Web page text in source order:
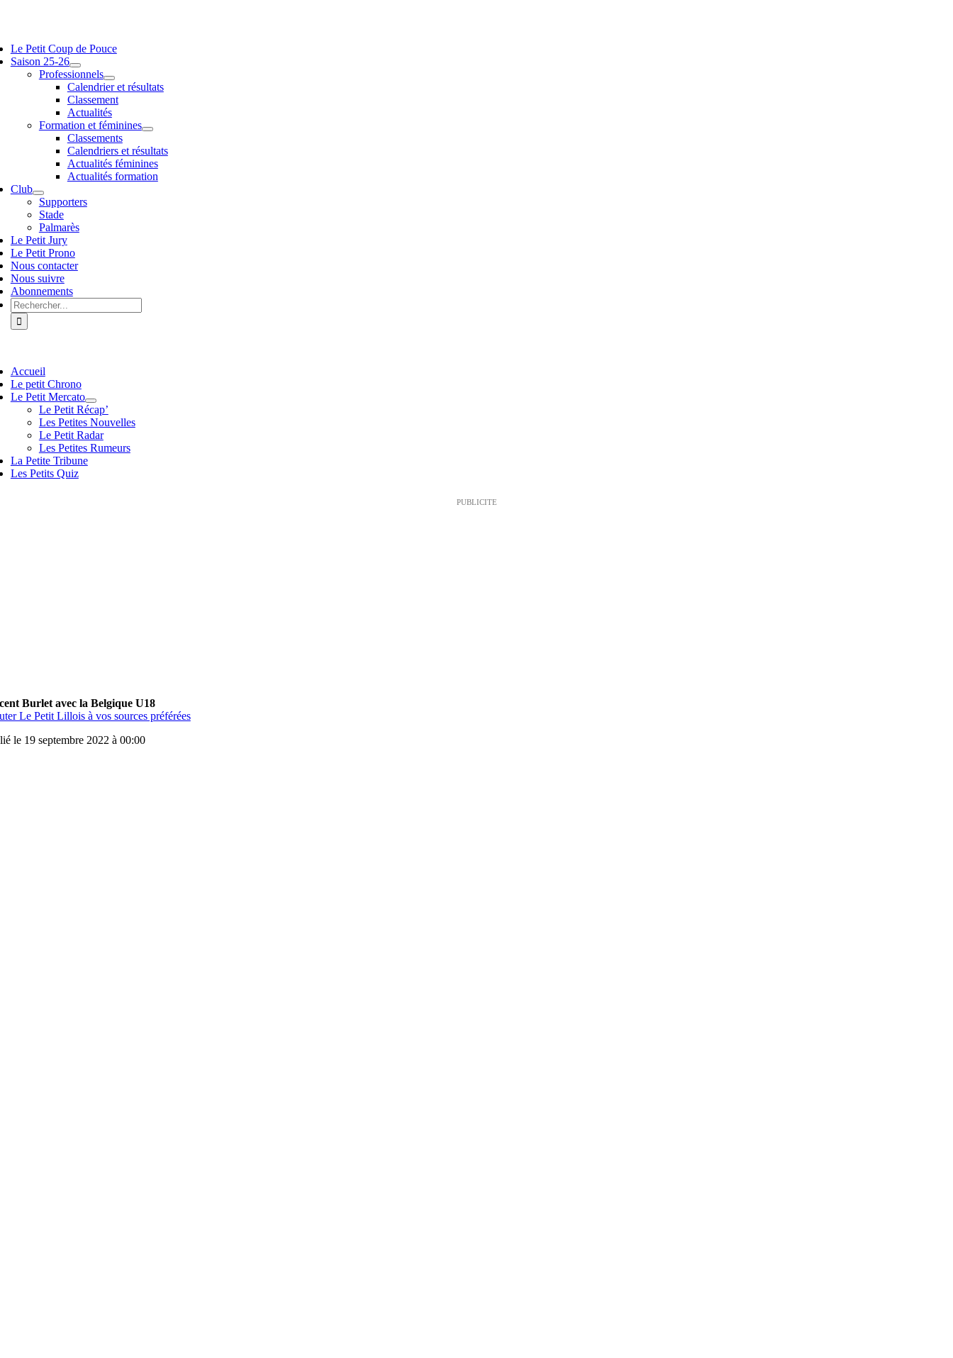
Le Petit Coup de Pouce
Saison 25-26
Professionnels
Calendrier et résultats
Classement
Actualités
Formation et féminines
Classements
Calendriers et résultats
Actualités féminines
Actualités formation
Club
Supporters
Stade
Palmarès
Le Petit Jury
Le Petit Prono
Nous contacter
Nous suivre
Abonnements
Rechercher:
Accueil
Le petit Chrono
Le Petit Mercato
Le Petit Récap’
Les Petites Nouvelles
Le Petit Radar
Les Petites Rumeurs
La Petite Tribune
Les Petits Quiz
PUBLICITE
Burlet avec la Belgique U18
Le Petit Lillois à vos sources préférées
le 19 septembre 2022 à 00:00